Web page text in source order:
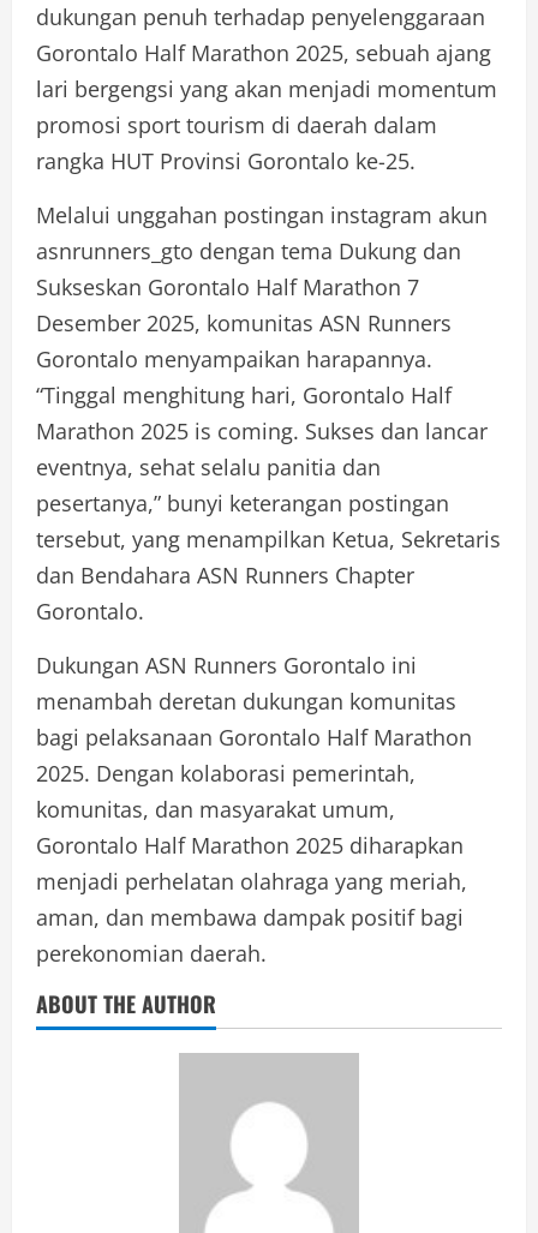
dukungan penuh terhadap penyelenggaraan
Gorontalo Half Marathon 2025, sebuah ajang
lari bergengsi yang akan menjadi momentum
promosi sport tourism di daerah dalam
rangka HUT Provinsi Gorontalo ke-25.
Melalui unggahan postingan instagram akun
asnrunners_gto dengan tema Dukung dan
Sukseskan Gorontalo Half Marathon 7
Desember 2025, komunitas ASN Runners
Gorontalo menyampaikan harapannya.
“Tinggal menghitung hari, Gorontalo Half
Marathon 2025 is coming. Sukses dan lancar
eventnya, sehat selalu panitia dan
pesertanya,” bunyi keterangan postingan
tersebut, yang menampilkan Ketua, Sekretaris
dan Bendahara ASN Runners Chapter
Gorontalo.
Dukungan ASN Runners Gorontalo ini
menambah deretan dukungan komunitas
bagi pelaksanaan Gorontalo Half Marathon
2025. Dengan kolaborasi pemerintah,
komunitas, dan masyarakat umum,
Gorontalo Half Marathon 2025 diharapkan
menjadi perhelatan olahraga yang meriah,
aman, dan membawa dampak positif bagi
perekonomian daerah.
ABOUT THE AUTHOR